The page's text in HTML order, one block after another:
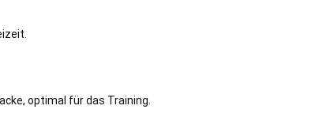
optimal für das Training.